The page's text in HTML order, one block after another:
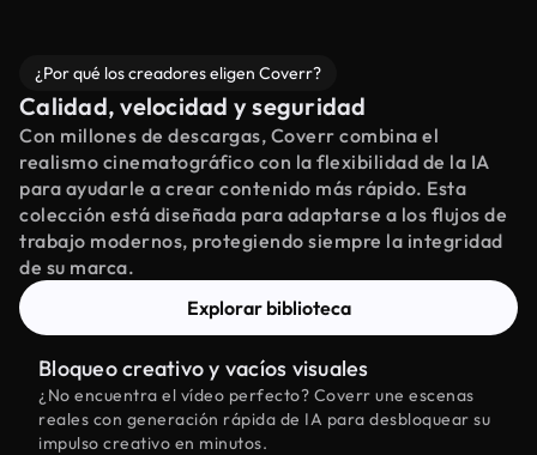
¿Por qué los creadores eligen Coverr?
Calidad, velocidad y seguridad
Con millones de descargas, Coverr combina el
realismo cinematográfico con la flexibilidad de la IA
para ayudarle a crear contenido más rápido. Esta
colección está diseñada para adaptarse a los flujos de
trabajo modernos, protegiendo siempre la integridad
de su marca.
Explorar biblioteca
Bloqueo creativo y vacíos visuales
¿No encuentra el vídeo perfecto? Coverr une escenas
reales con generación rápida de IA para desbloquear su
impulso creativo en minutos.